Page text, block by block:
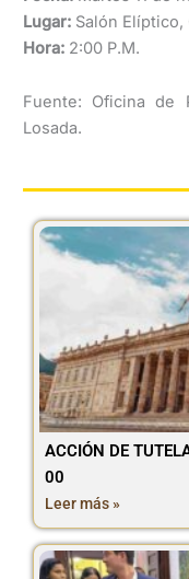
Lugar: Salón
Hora: 2:00 P.M.
Fuente: Oficina de
Losada.
ACCIÓN DE
00
Leer más »